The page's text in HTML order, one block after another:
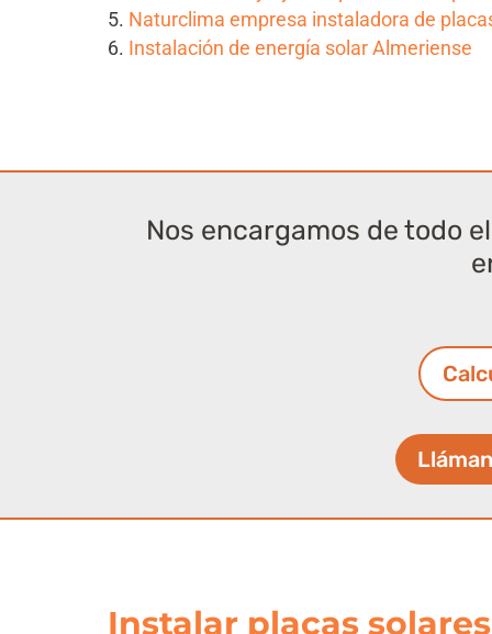
Naturclima empresa instaladora de
Instalación de energía solar Almeriense
Nos encargamos de todo
Instalar placas